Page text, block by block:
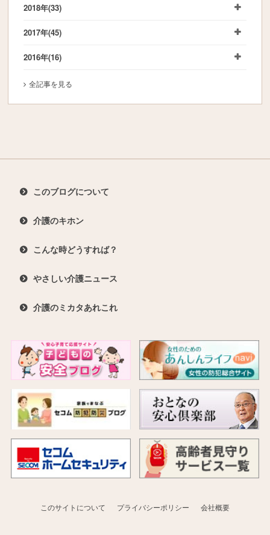
2018年(33)
2017年(45)
2016年(16)
全記事を見る
このブログについて
介護のキホン
こんな時どうすれば？
やさしい介護ニュース
介護のミカタあれこれ
このサイトについて プライバシーポリシー 会社概要